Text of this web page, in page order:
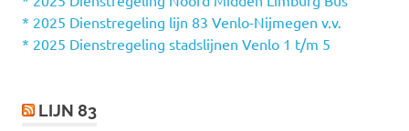
a
r
* 2025 Dienstregeling lijn 83 Venlo-Nijmegen v.v.
* 2025 Dienstregeling stadslijnen Venlo 1 t/m 5
LIJN 83